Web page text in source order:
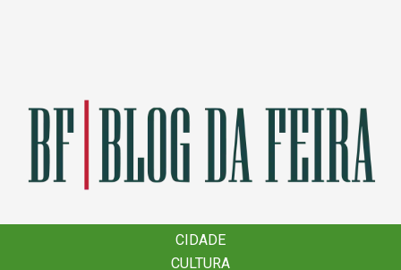
CIDADE
CULTURA
CIDADE
CULTURA